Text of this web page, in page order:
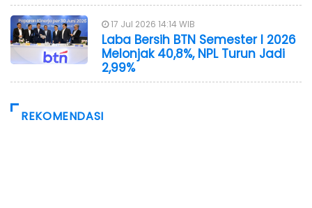
17 Jul 2026 14:14 WIB
Laba Bersih BTN Semester I 2026
Melonjak 40,8%, NPL Turun Jadi
2,99%
REKOMENDASI